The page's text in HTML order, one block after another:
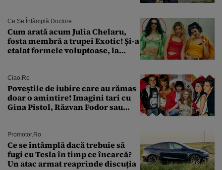
Ce Se Întâmplă Doctore
Cum arată acum Julia Chelaru,
fosta membră a trupei Exotic! Și-a
etalat formele voluptoase, la
Ciao.ro
Poveştile de iubire care au rămas
doar o amintire! Imagini tari cu
Gina Pistol, Răzvan Fodor sau
Promotor.ro
Ce se întâmplă dacă trebuie să
fugi cu Tesla în timp ce încarcă?
Un atac armat reaprinde discuția